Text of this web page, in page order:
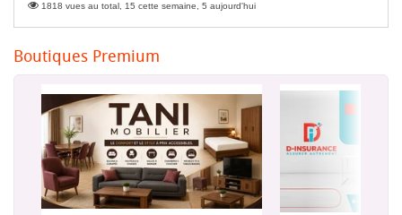
1818 vues au total, 15 cette semaine, 5 aujourd'hui
Boutiques Premium